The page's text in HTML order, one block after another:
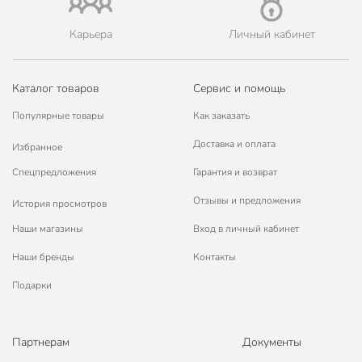
170 мл
Материал
стекло
Страна производства
Можно мыть в посудомоечной
Форма
тюльпан
Карьера Личный кабинет
Каталог товаров
Популярные товары
Избранное
Спецпредложения
История просмотров
Наши магазины
Наши бренды
Подарки
Сервис и помощь
Как заказать
Доставка и оплата
Гарантия и возврат
Отзывы и предложения
Вход в личный кабинет
Контакты
Партнерам Документы